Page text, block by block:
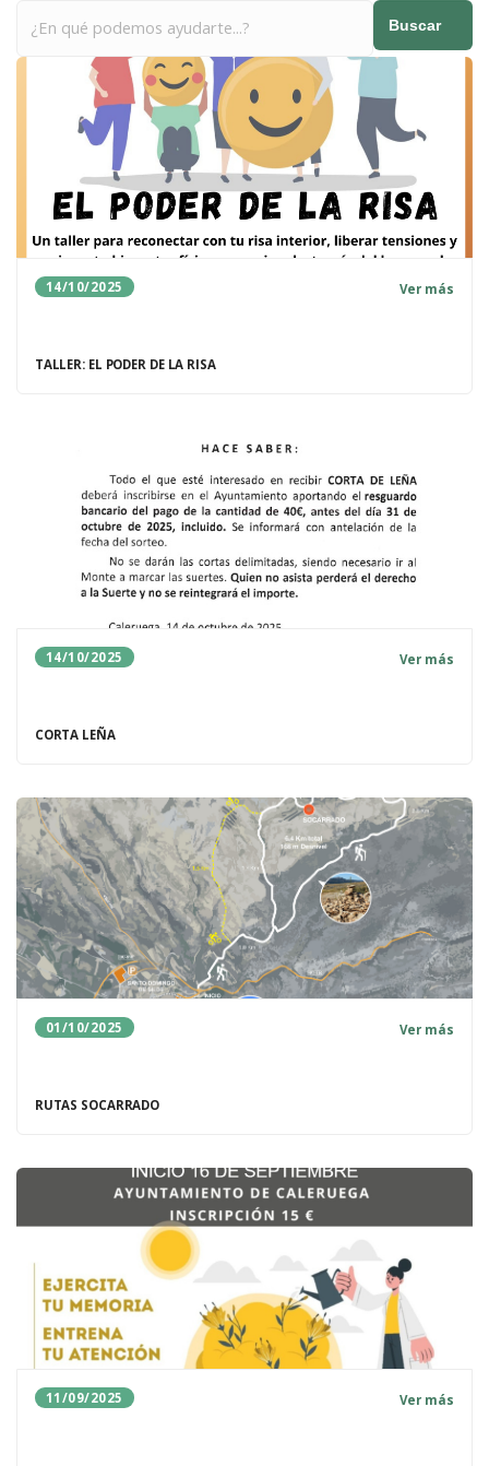
Buscar
14/10/2025 Ver más
TALLER: EL PODER DE LA RISA
14/10/2025 Ver más
CORTA LEÑA
01/10/2025 Ver más
RUTAS SOCARRADO
11/09/2025 Ver más